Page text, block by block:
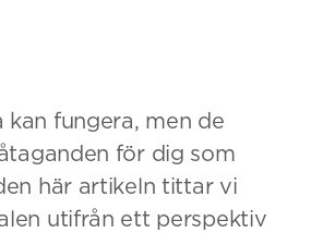
kan fungera, men de
för dig som
här artikeln tittar vi
utifrån ett perspektiv